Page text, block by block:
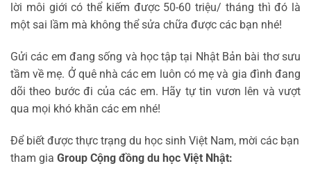
lời môi giới có thể kiếm được 50-60 triệu/ tháng thì đó là
một sai lầm mà không thể sửa chữa được các bạn nhé!
Gửi các em đang sống và học tập tại Nhật Bản bài thơ sưu
tầm về mẹ. Ở quê nhà các em luôn có mẹ và gia đình đang
dõi theo bước đi của các em. Hãy tự tin vươn lên và vượt
qua mọi khó khăn các em nhé!
Để biết được thực trạng du học sinh Việt Nam, mời các bạn
tham gia Group Cộng đồng du học Việt Nhật: